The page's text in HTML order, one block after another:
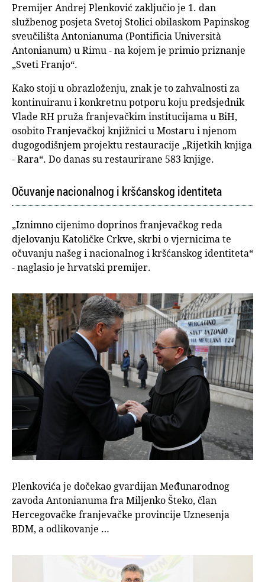
Premijer Andrej Plenković zaključio je 1. dan
službenog posjeta Svetoj Stolici obilaskom Papinskog
sveučilišta Antonianuma (Pontificia Università
Antonianum) u Rimu - na kojem je primio priznanje
„Sveti Franjo“.
Kako stoji u obrazloženju, znak je to zahvalnosti za
kontinuiranu i konkretnu potporu koju predsjednik
Vlade RH pruža franjevačkim institucijama u BiH,
osobito Franjevačkoj knjižnici u Mostaru i njenom
dugogodišnjem projektu restauracije „Rijetkih knjiga
- Rara“. Do danas su restaurirane 583 knjige.
Očuvanje nacionalnog i kršćanskog identiteta
„Iznimno cijenimo doprinos franjevačkog reda
djelovanju Katoličke Crkve, skrbi o vjernicima te
očuvanju našeg i nacionalnog i kršćanskog identiteta“
- naglasio je hrvatski premijer.
Plenkovića je dočekao gvardijan Međunarodnog
zavoda Antonianuma fra Miljenko Šteko, član
Hercegovačke franjevačke provincije Uznesenja
BDM, a odlikovanje …